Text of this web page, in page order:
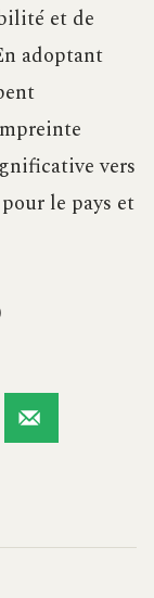
et de
adoptant
vers
le pays et